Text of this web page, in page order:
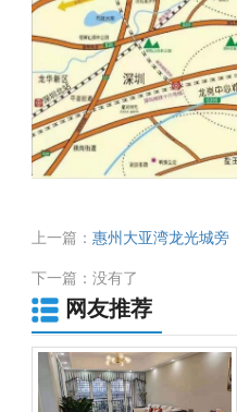
上一篇：惠州大亚湾龙光城旁
租约 总价仅需17.2万起
下一篇：没有了
网友推荐